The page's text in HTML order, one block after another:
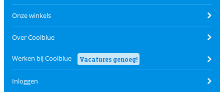
Onze winkels
Over Coolblue
Werken bij Coolblue Vacatures genoeg!
Inloggen